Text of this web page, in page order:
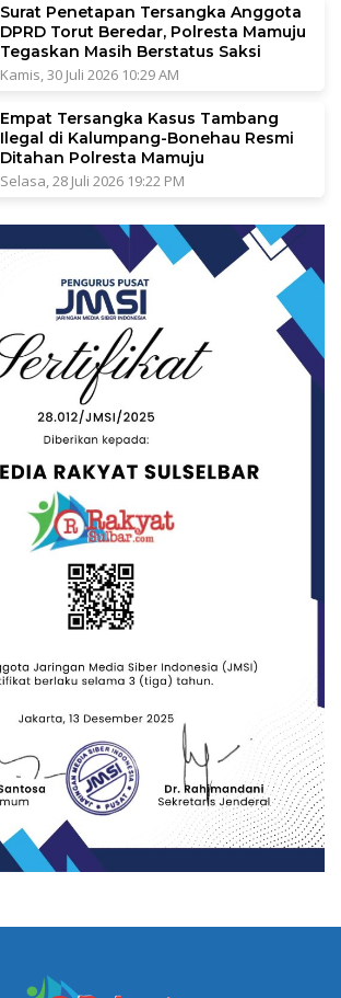
Surat Penetapan Tersangka Anggota
DPRD Torut Beredar, Polresta Mamuju
Tegaskan Masih Berstatus Saksi
Kamis, 30 Juli 2026 10:29 AM
Empat Tersangka Kasus Tambang
Ilegal di Kalumpang-Bonehau Resmi
Ditahan Polresta Mamuju
Selasa, 28 Juli 2026 19:22 PM